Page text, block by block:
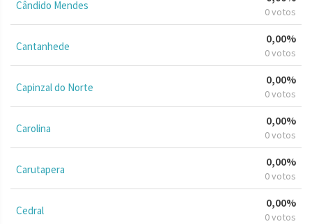
Cândido Mendes 0 votos
Cantanhede
0,00%
0 votos
Capinzal do Norte
0,00%
0 votos
Carolina
0,00%
0 votos
Carutapera
0,00%
0 votos
Cedral
0,00%
0 votos